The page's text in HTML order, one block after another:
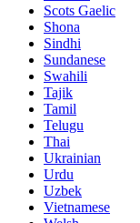
Scots Gaelic
Shona
Sindhi
Sundanese
Swahili
Tajik
Tamil
Telugu
Thai
Ukrainian
Urdu
Uzbek
Vietnamese